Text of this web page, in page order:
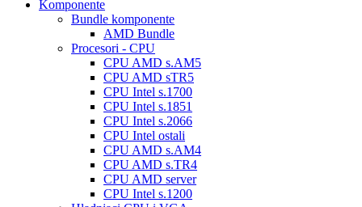
Komponente
Bundle komponente
AMD Bundle
Procesori - CPU
CPU AMD s.AM5
CPU AMD sTR5
CPU Intel s.1700
CPU Intel s.1851
CPU Intel s.2066
CPU Intel ostali
CPU AMD s.AM4
CPU AMD s.TR4
CPU AMD server
CPU Intel s.1200